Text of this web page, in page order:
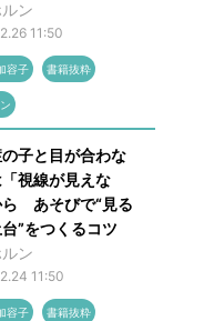
ン
11:50
容子 書籍抜粋
の子と目が合わな
視線が見えな
ら あそびで“見る
”をつくるコツ
ン
11:50
容子 書籍抜粋